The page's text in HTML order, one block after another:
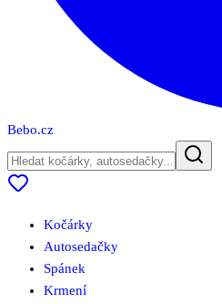
Bebo.cz
Kočárky
Autosedačky
Spánek
Krmení